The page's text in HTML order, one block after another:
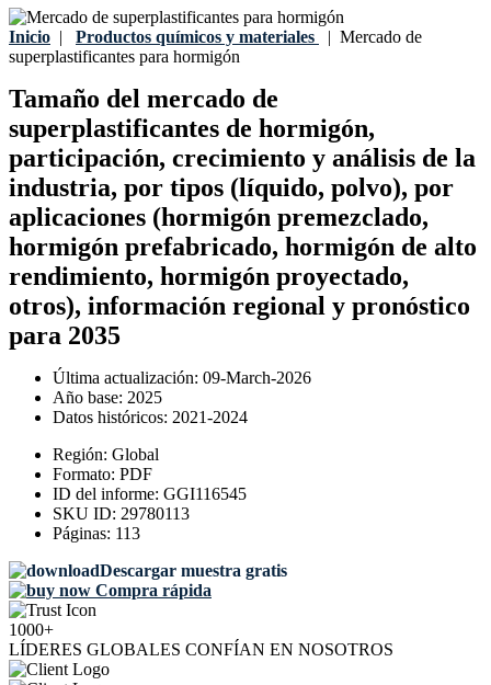
Inicio | Productos químicos y materiales | Mercado de
superplastificantes para hormigón
Tamaño del mercado de
superplastificantes de hormigón,
participación, crecimiento y análisis de la
industria, por tipos (líquido, polvo), por
aplicaciones (hormigón premezclado,
hormigón prefabricado, hormigón de alto
rendimiento, hormigón proyectado,
otros), información regional y pronóstico
para 2035
Última actualización: 09-March-2026
Año base: 2025
Datos históricos: 2021-2024
Región: Global
Formato: PDF
ID del informe: GGI116545
SKU ID: 29780113
Páginas: 113
Descargar muestra gratis
Compra rápida
1000+
LÍDERES GLOBALES CONFÍAN EN NOSOTROS